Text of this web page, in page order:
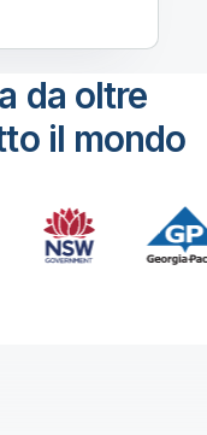
da oltre
il mondo